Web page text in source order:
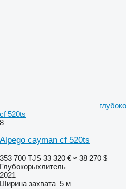
cf 520ts
8
Alpego cayman cf 520ts
353 700 TJS 33 320 € ≈ 38 270 $
Глубокорыхлитель
2021
Ширина захвата 5 м